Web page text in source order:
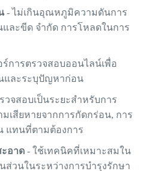
- ไม่เกินอุณหภูมิความดันการ
ละขีด จำกัด การโหลดในการ
ร์การตรวจสอบออนไลน์เพื่อ
และระบุปัญหาก่อน
วจสอบเป็นระยะสำหรับการ
เสียหายจากการกัดกร่อน, การ
แทนที่ตามต้องการ
อาด- ใช้เทคนิคที่เหมาะสมใน
วนในระหว่างการบำรุงรักษา